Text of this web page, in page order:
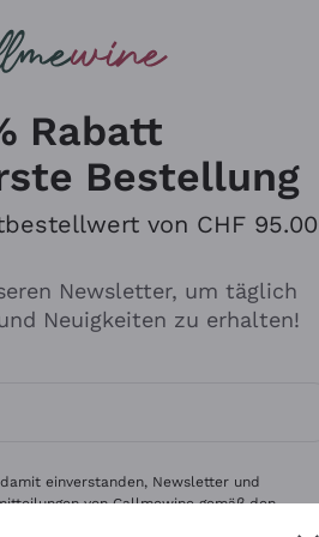
Gavi
Rabatt
Bestellung
von CHF 95.00
Newsletter, um täglich
Neuigkeiten zu erhalten!
Einwilligungen zum Erhalt von
einverstanden, Newsletter und
von Callmewine gemäß den -